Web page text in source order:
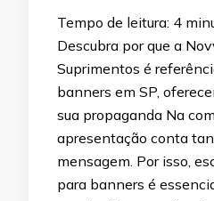
Tempo de leitura: 4
Descubra por que a
Suprimentos é
banners em SP,
sua propaganda Na
apresentação conta
mensagem. Por isso,
para banners é